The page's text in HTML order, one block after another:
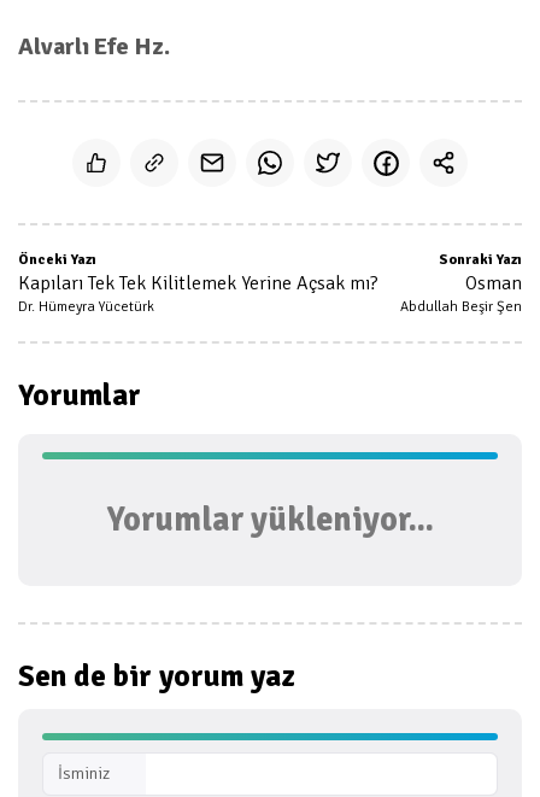
Alvarlı Efe Hz.
Önceki Yazı
Kapıları Tek Tek Kilitlemek Yerine Açsak mı?
Dr. Hümeyra Yücetürk
Sonraki Yazı
Osman
Abdullah Beşir Şen
Yorumlar
Yorumlar yükleniyor...
Sen de bir yorum yaz
İsminiz